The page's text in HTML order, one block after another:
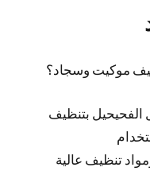
موكيت وسجاد؟
الفحيحيل بتنظيف
تنظيف عالية